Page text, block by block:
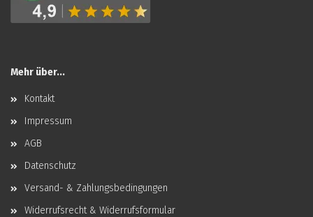
Mehr über...
Kontakt
Impressum
AGB
Datenschutz
Versand- & Zahlungsbedingungen
Widerrufsrecht & Widerrufsformular